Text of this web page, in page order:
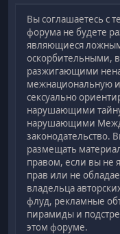
Вы соглашаетесь с
форума не будете
являющиеся
оскорбительными,
разжигающими
межнациональную
сексуально
нарушающими
нарушающими
законодательство.
размещать
правом, если вы не
прав или не
владельца
флуд, рекламные
пирамиды и
этом форуме.